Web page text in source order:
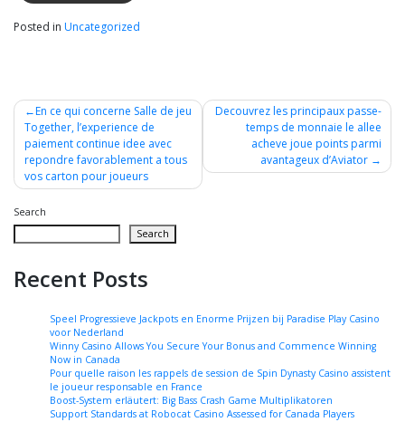
Posted in Uncategorized
Post
navigation
En ce qui concerne Salle de jeu
Together, l’experience de
paiement continue idee avec
repondre favorablement a tous
vos carton pour joueurs
Decouvrez les principaux passe-
temps de monnaie le allee
acheve joue points parmi
avantageux d’Aviator
Search
Search
Recent Posts
Speel Progressieve Jackpots en Enorme Prijzen bij Paradise Play Casino
voor Nederland
Winny Casino Allows You Secure Your Bonus and Commence Winning
Now in Canada
Pour quelle raison les rappels de session de Spin Dynasty Casino assistent
le joueur responsable en France
Boost-System erläutert: Big Bass Crash Game Multiplikatoren
Support Standards at Robocat Casino Assessed for Canada Players